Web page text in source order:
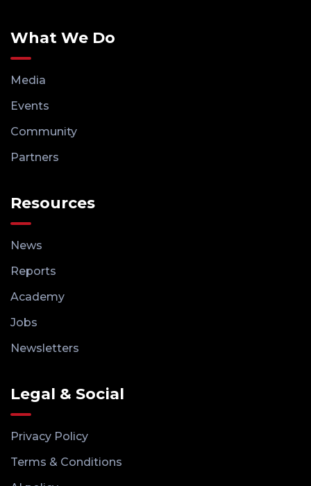
What We Do
Media
Events
Community
Partners
Resources
News
Reports
Academy
Jobs
Newsletters
Legal & Social
Privacy Policy
Terms & Conditions